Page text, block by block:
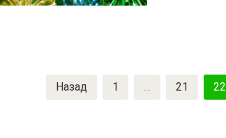
Назад 1 … 21 22